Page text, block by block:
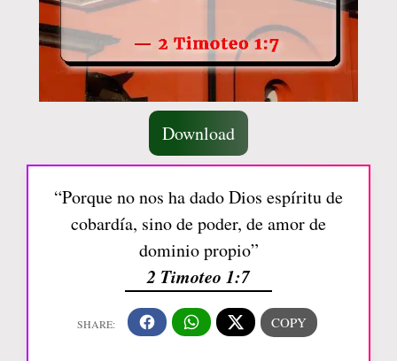
Download
“Porque no nos ha dado Dios espíritu de
cobardía, sino de poder, de amor de
dominio propio”
2 Timoteo 1:7